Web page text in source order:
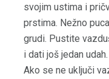
svojim ustima i
prstima. Nežno
grudi. Pustite
i dati još jedan udah.
Ako se ne uključi